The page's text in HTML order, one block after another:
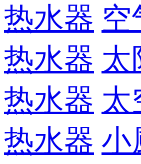
热水器 空
热水器 太
热水器 太
热水器 小